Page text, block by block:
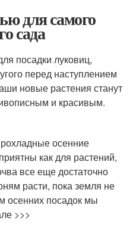
для самого
сада
посадки луковиц,
перед наступлением
новые растения станут
и красивым.
осенние
как для растений,
все еще достаточно
расти, пока земля не
осенних посадок мы
>>>